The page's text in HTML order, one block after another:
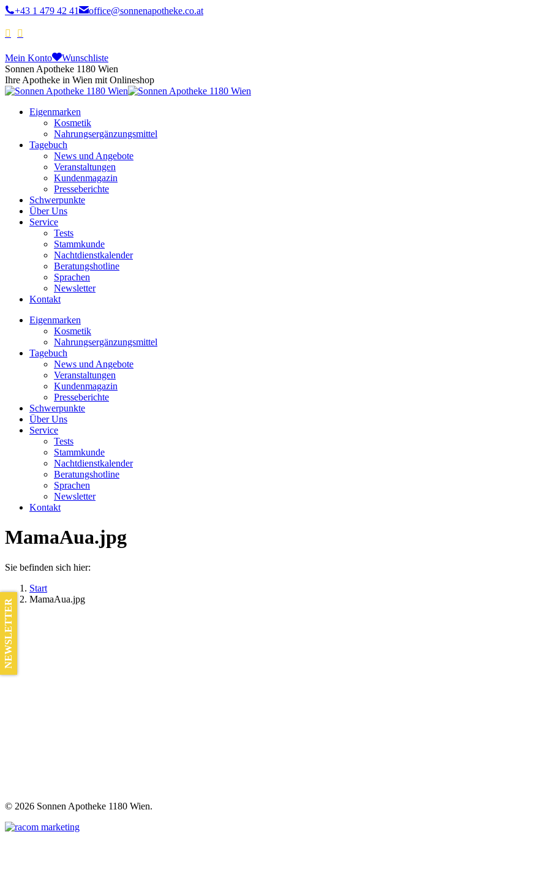
+43 1 479 42 41 office@sonnenapotheke.co.at
Mein Konto
Wunschliste
Sonnen Apotheke 1180 Wien
Ihre Apotheke in Wien mit Onlineshop
Eigenmarken
Kosmetik
Nahrungsergänzungsmittel
Tagebuch
News und Angebote
Veranstaltungen
Kundenmagazin
Presseberichte
Schwerpunkte
Über Uns
Service
Tests
Stammkunde
Nachtdienstkalender
Beratungshotline
Sprachen
Newsletter
Kontakt
Eigenmarken
Kosmetik
Nahrungsergänzungsmittel
Tagebuch
News und Angebote
Veranstaltungen
Kundenmagazin
Presseberichte
Schwerpunkte
Über Uns
Service
Tests
Stammkunde
Nachtdienstkalender
Beratungshotline
Sprachen
Newsletter
Kontakt
MamaAua.jpg
Sie befinden sich hier:
Start
MamaAua.jpg
© 2026 Sonnen Apotheke 1180 Wien.
NEWSLETTER